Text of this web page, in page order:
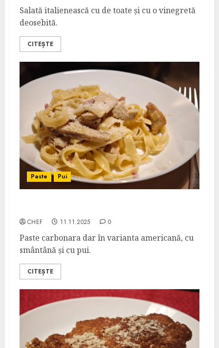
Salată italienească cu de toate și cu o vinegretă
deosebită.
CITEȘTE
Paste Pui
CHEF 11.11.2025 0
Paste carbonara dar în varianta americană, cu
smântână și cu pui.
CITEȘTE